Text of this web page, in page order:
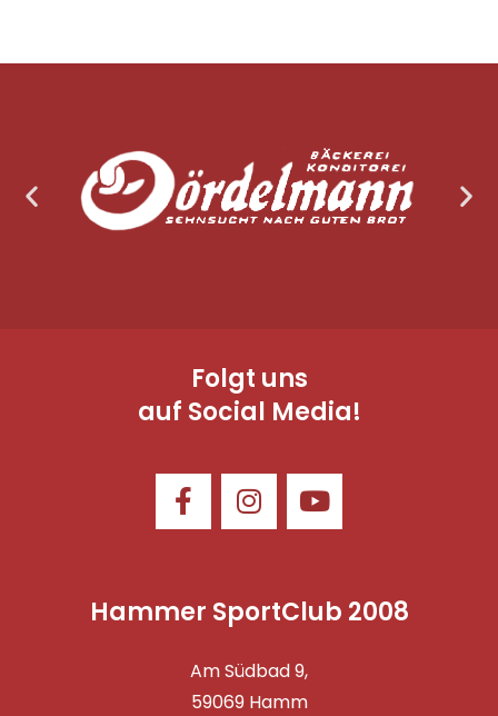
Folgt uns
auf Social Media!
Hammer SportClub 2008
Am Südbad 9,
59069 Hamm